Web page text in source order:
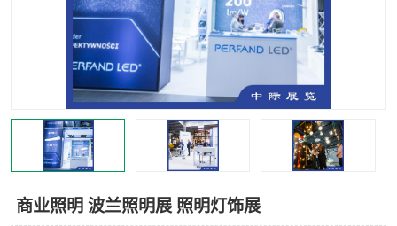
商业照明 波兰照明展 照明灯饰展